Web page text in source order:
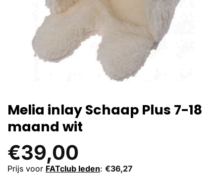
Melia inlay Schaap Plus 7-18
maand wit
€39,00
Prijs voor FATclub leden: €36,27